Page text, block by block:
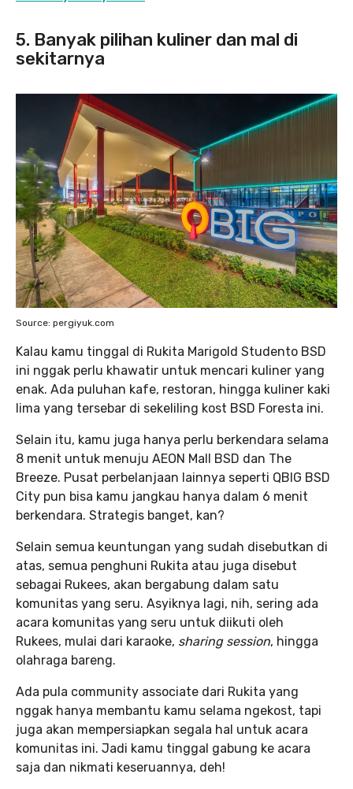
5. Banyak pilihan kuliner dan mal di
sekitarnya
Source: pergiyuk.com
Kalau kamu tinggal di Rukita Marigold Studento BSD
ini nggak perlu khawatir untuk mencari kuliner yang
enak. Ada puluhan kafe, restoran, hingga kuliner kaki
lima yang tersebar di sekeliling kost BSD Foresta ini.
Selain itu, kamu juga hanya perlu berkendara selama
8 menit untuk menuju AEON Mall BSD dan The
Breeze. Pusat perbelanjaan lainnya seperti QBIG BSD
City pun bisa kamu jangkau hanya dalam 6 menit
berkendara. Strategis banget, kan?
Selain semua keuntungan yang sudah disebutkan di
atas, semua penghuni Rukita atau juga disebut
sebagai Rukees, akan bergabung dalam satu
komunitas yang seru. Asyiknya lagi, nih, sering ada
acara komunitas yang seru untuk diikuti oleh
Rukees, mulai dari karaoke, sharing session, hingga
olahraga bareng.
Ada pula community associate dari Rukita yang
nggak hanya membantu kamu selama ngekost, tapi
juga akan mempersiapkan segala hal untuk acara
komunitas ini. Jadi kamu tinggal gabung ke acara
saja dan nikmati keseruannya, deh!